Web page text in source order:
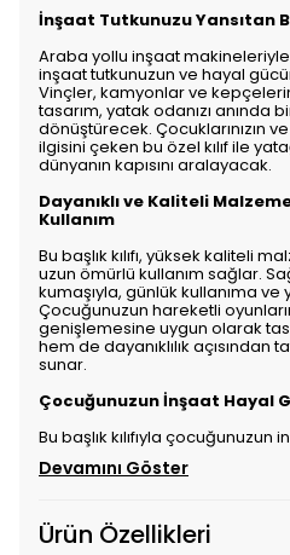
İnşaat Tutkunuzu Yansıtan
Araba yollu inşaat makineleriyle
inşaat tutkunuzun ve hayal
Vinçler, kamyonlar ve
tasarım, yatak odanızı anında
dönüştürecek. Çocuklarınızın
ilgisini çeken bu özel kılıf ile
dünyanın kapısını aralayacak.
Dayanıklı ve Kaliteli
Kullanım
Bu başlık kılıfı, yüksek kaliteli
uzun ömürlü kullanım sağlar.
kumaşıyla, günlük kullanıma ve
Çocuğunuzun hareketli
genişlemesine uygun olarak
hem de dayanıklılık
sunar.
Çocuğunuzun İnşaat Hayal
Bu başlık kılıfıyla çocuğunuzun
Devamını Göster
Ürün Özellikleri